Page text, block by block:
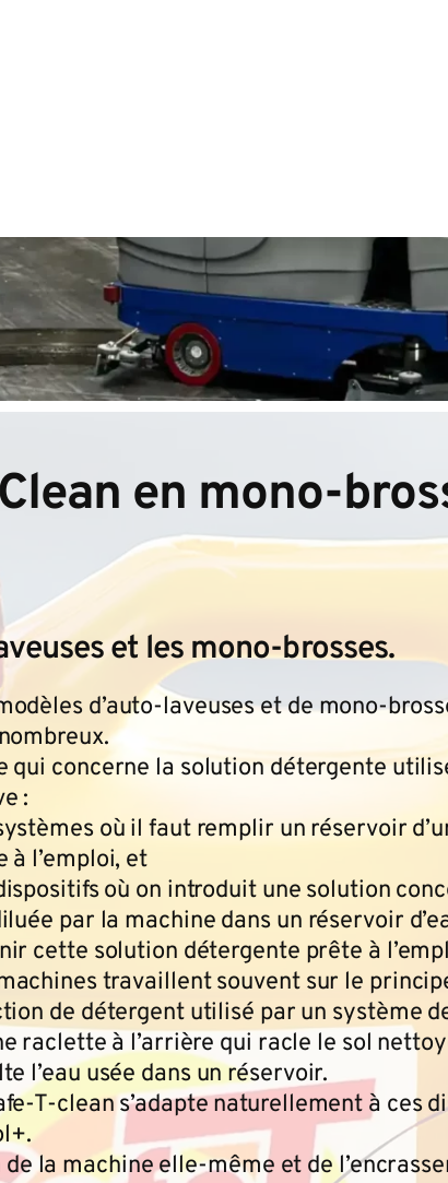
en mono-
et les mono-brosses.
d’auto-laveuses et de mono-
qui concerne la solution détergente
:
où il faut remplir un réservoir
à l’emploi, et
où on introduit une solution
par la machine dans un réservoir
cette solution détergente prête à
travaillent souvent sur le
de détergent utilisé par un système
raclette à l’arrière qui racle le sol
l’eau usée dans un réservoir.
T-clean s’adapte naturellement à ces
la machine elle-même et de